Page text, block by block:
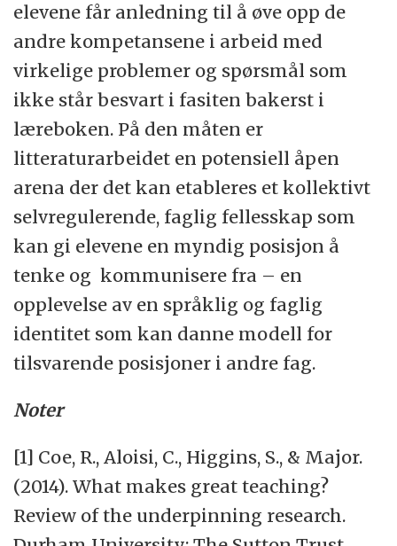
elevene får anledning til å øve opp de
andre kompetansene i arbeid med
virkelige problemer og spørsmål som
ikke står besvart i fasiten bakerst i
læreboken. På den måten er
litteraturarbeidet en potensiell åpen
arena der det kan etableres et kollektivt
selvregulerende, faglig fellesskap som
kan gi elevene en myndig posisjon å
tenke og kommunisere fra – en
opplevelse av en språklig og faglig
identitet som kan danne modell for
tilsvarende posisjoner i andre fag.
Noter
[1] Coe, R., Aloisi, C., Higgins, S., & Major.
(2014). What makes great teaching?
Review of the underpinning research.